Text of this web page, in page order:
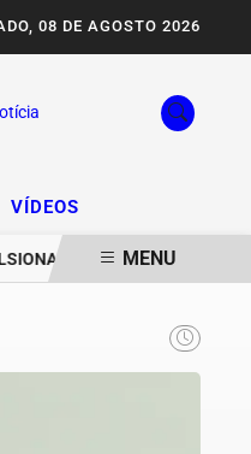
08 DE AGOSTO 2026
VÍDEOS
DEGRADAÇÃO DA SERRA DA
MENU